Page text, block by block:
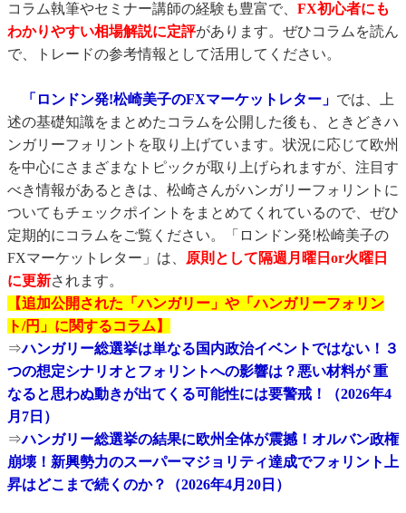
コラム執筆やセミナー講師の経験も豊富で、 FX初心者にも
わかりやすい相場解説に定評があります。ぜひコラムを読ん
で、トレードの参考情報として活用してください。
「ロンドン発!松崎美子のFXマーケットレター」 では、上
述の基礎知識をまとめたコラムを公開した後も、ときどきハ
ンガリーフォリントを取り上げています。状況に応じて欧州
を中心にさまざまなトピックが取り上げられますが、注目す
べき情報があるときは、松崎さんがハンガリーフォリントに
ついてもチェックポイントをまとめてくれているので、ぜひ
定期的にコラムをご覧ください。「ロンドン発!松崎美子の
FXマーケットレター」は、
原則として隔週月曜日or火曜日
に更新されます。
【追加公開された「ハンガリー」や「ハンガリーフォリン
ト/円」に関するコラム】
⇒ハンガリー総選挙は単なる国内政治イベントではない！３
つの想定シナリオとフォリントへの影響は？悪い材料が 重
なると思わぬ動きが出てくる可能性には要警戒！（2026年4
月7日）
⇒ハンガリー総選挙の結果に欧州全体が震撼！オルバン政権
崩壊！新興勢力のスーパーマジョリティ達成でフォリント上
昇はどこまで続くのか？（2026年4月20日）